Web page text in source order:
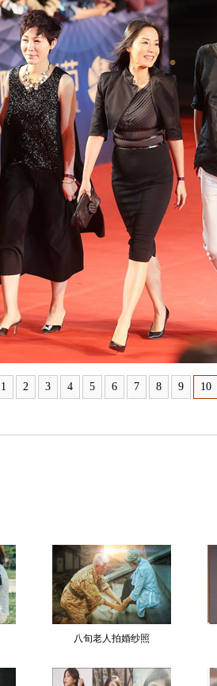
1 2 3 4 5 6 7 8 9 10
八旬老人拍婚纱照